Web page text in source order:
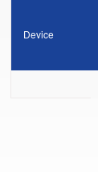
Device